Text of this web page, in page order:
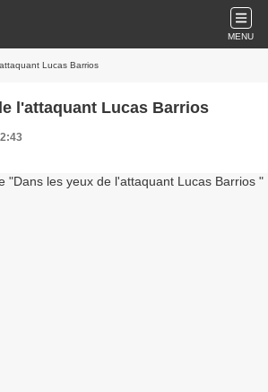
MENU
Lucas Barrios
l'attaquant Lucas Barrios